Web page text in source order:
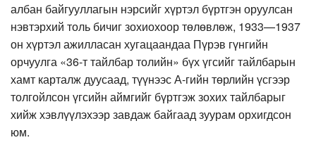
албан байгууллагын нэрсийг хүртэл бүртгэн оруулсан
нэвтэрхий толь бичиг зохиохоор төлөвлөж, 1933—1937
он хүртэл ажилласан хугацаандаа Пүрэв гүнгийн
орчуулга «36-т тайлбар толийн» бүх үгсийг тайлбарын
хамт карталж дуусаад, түүнээс А-гийн төрлийн үсгээр
толгойлсон үгсийн аймгийг бүртгэж зохих тайлбарыг
хийж хэвлүүлэхээр завдаж байгаад зуурам орхигдсон
юм.